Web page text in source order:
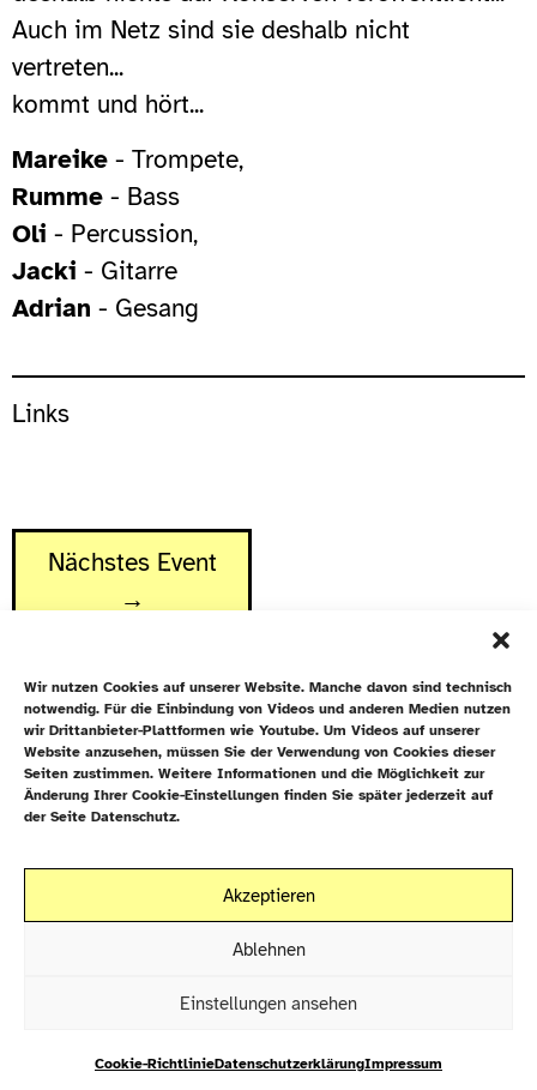
Wir nutzen Cookies auf unserer Website. Manche davon sind technisch
notwendig. Für die Einbindung von Videos und anderen Medien nutzen
wir Drittanbieter-Plattformen wie Youtube. Um Videos auf unserer
Website anzusehen, müssen Sie der Verwendung von Cookies dieser
Seiten zustimmen. Weitere Informationen und die Möglichkeit zur
Änderung Ihrer Cookie-Einstellungen finden Sie später jederzeit auf
der Seite Datenschutz.
Akzeptieren
Ablehnen
Einstellungen ansehen
Cookie-RichtlinieDatenschutzerklärungImpressum
Auch im Netz sind sie deshalb nicht
vertreten...
kommt und hört...
Mareike - Trompete,
Rumme - Bass
Oli - Percussion,
Jacki - Gitarre
Adrian - Gesang
Links
Nächstes Event
→
Newsletter
Datenschutz
Cookie-Richtlinie (EU)Galiläakirche
Rigaer Straße 9
10247 Berlin
Datenschutz